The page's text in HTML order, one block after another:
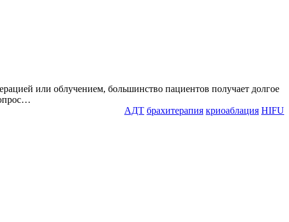
или облучением, большинство пациентов получает долгое
АДТ брахитерапия криоаблация HIFU